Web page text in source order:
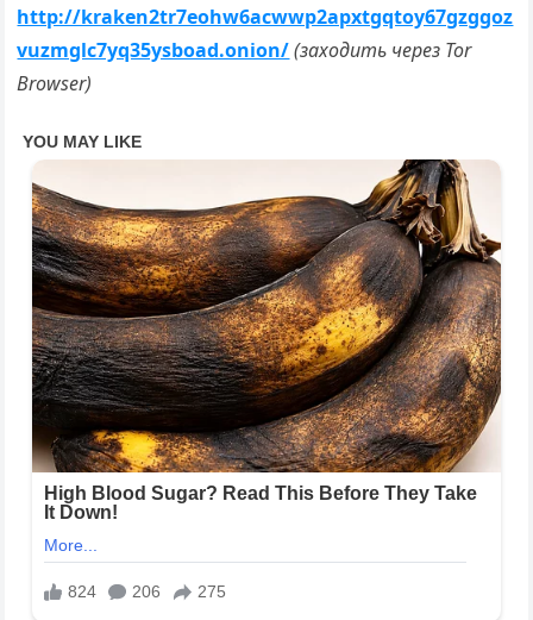
http://kraken2tr7eohw6acwwp2apxtgqtoy67gzggoz
vuzmglc7yq35ysboad.onion/ (заходить через Tor
Browser)